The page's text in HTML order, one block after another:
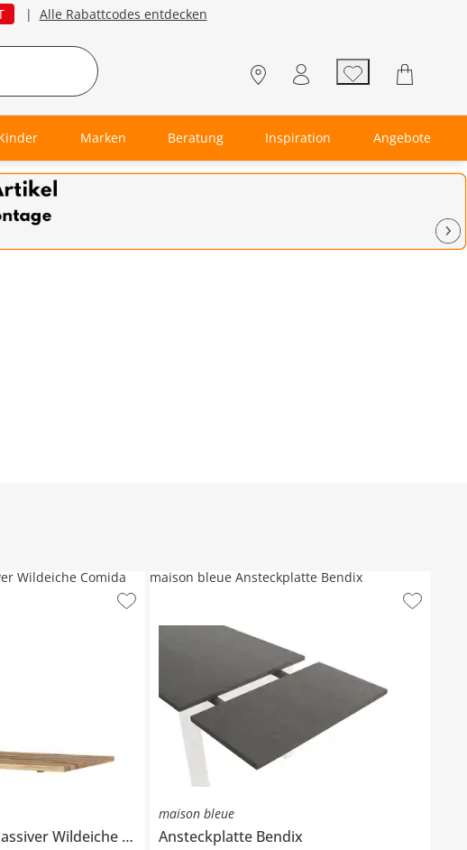
| Alle Rabattcodes entdecken
Marken Beratung Inspiration Angebote
Wildeiche Comida
Wildeiche Comida
maison bleue
Ansteckplatte Bendix
maison bleue Ansteckplatte Bendix